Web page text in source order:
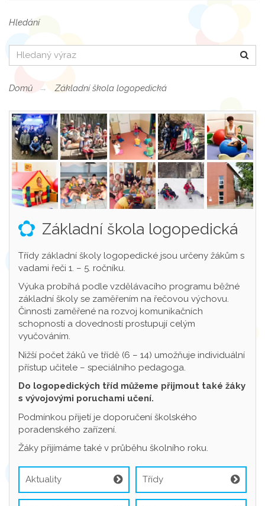
Hledání
Hledat
Domů Základní škola logopedická
Základní škola logopedická
Třídy základní školy logopedické jsou určeny žákům s
vadami řeči 1. – 5. ročníku.
Výuka probíhá podle vzdělávacího programu běžné
základní školy se zaměřením na řečovou výchovu.
Činnosti zaměřené na rozvoj komunikačních
schopností a dovedností prostupují celým
vyučováním.
Nižší počet žáků ve třídě (6 – 14) umožňuje individuální
přístup učitele – speciálního pedagoga.
Do logopedických tříd můžeme přijmout také žáky
s vývojovými poruchami učení.
Podmínkou přijetí je doporučení školského
poradenského zařízení.
Žáky přijímáme také v průběhu školního roku.
Aktuality Třídy